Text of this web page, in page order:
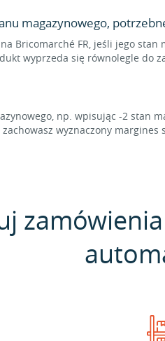
magazynowego,
Bricomarché FR, jeśli jego
wyprzeda się równolegle do
np. wpisując -2 stan
wyznaczony margines